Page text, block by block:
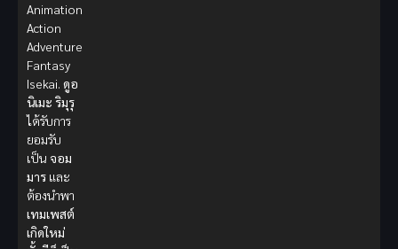
Animation
Action
Adventure
Fantasy
Isekai. ดูอ
นิเมะ ริมุรุ
ได้รับการ
ยอมรับ
เป็น จอม
มาร และ
ต้องนำพา
เทมเพสต์
เกิดใหม่